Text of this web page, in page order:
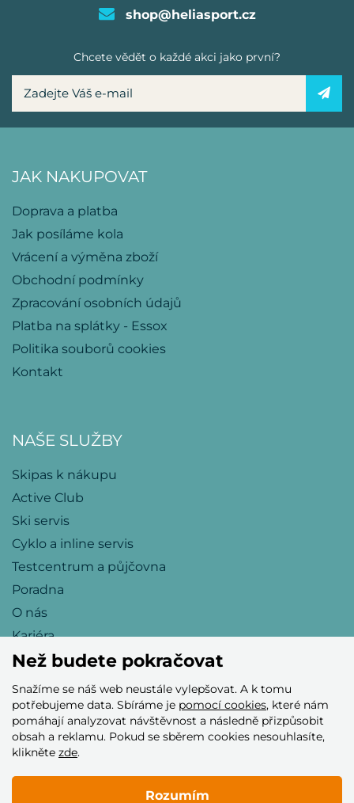
shop@heliasport.cz
Chcete vědět o každé akci jako první?
JAK NAKUPOVAT
Doprava a platba
Jak posíláme kola
Vrácení a výměna zboží
Obchodní podmínky
Zpracování osobních údajů
Platba na splátky - Essox
Politika souborů cookies
Kontakt
NAŠE SLUŽBY
Skipas k nákupu
Active Club
Ski servis
Cyklo a inline servis
Testcentrum a půjčovna
Poradna
O nás
Kariéra
Přijímáme tyto platební karty
Než budete pokračovat
Snažíme se náš web neustále vylepšovat. A k tomu
potřebujeme data. Sbíráme je pomocí cookies, které nám
pomáhají analyzovat návštěvnost a následně přizpůsobit
obsah a reklamu. Pokud se sběrem cookies nesouhlasíte,
klikněte zde.
Rozumím